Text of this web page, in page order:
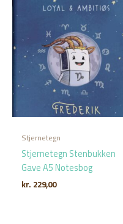
Stjernetegn
Stjernetegn Stenbukken
Gave A5 Notesbog
kr. 229,00